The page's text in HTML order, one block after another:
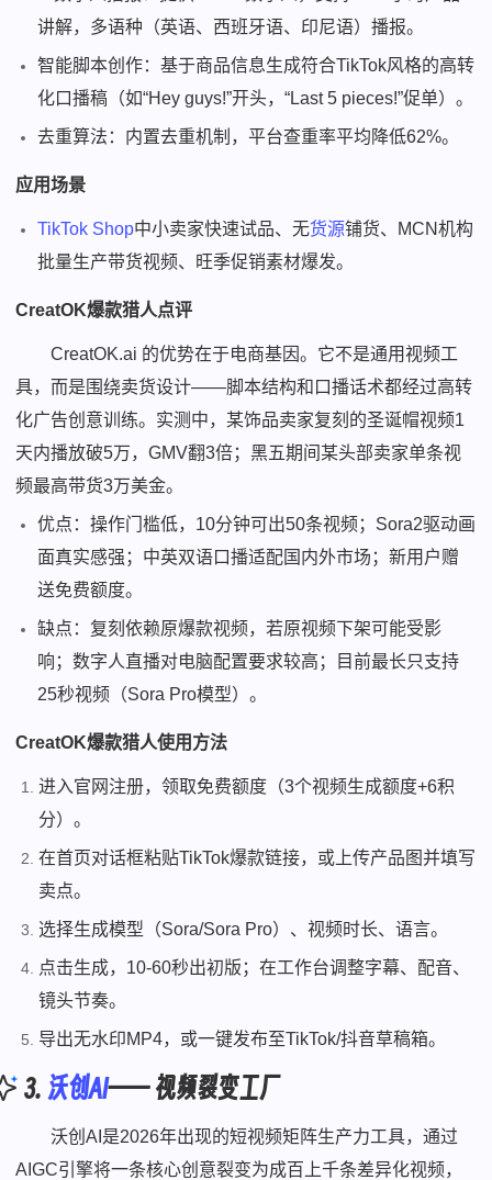
讲解，多语种（英语、西班牙语、印尼语）播报。
智能脚本创作：基于商品信息生成符合TikTok风格的高转
化口播稿（如“Hey guys!”开头，“Last 5 pieces!”促单）。
去重算法：内置去重机制，平台查重率平均降低62%。
应用场景
TikTok Shop中小卖家快速试品、无货源铺货、MCN机构
批量生产带货视频、旺季促销素材爆发。
CreatOK爆款猎人点评
CreatOK.ai 的优势在于电商基因。它不是通用视频工
具，而是围绕卖货设计——脚本结构和口播话术都经过高转
化广告创意训练。实测中，某饰品卖家复刻的圣诞帽视频1
天内播放破5万，GMV翻3倍；黑五期间某头部卖家单条视
频最高带货3万美金。
优点：操作门槛低，10分钟可出50条视频；Sora2驱动画
面真实感强；中英双语口播适配国内外市场；新用户赠
送免费额度。
缺点：复刻依赖原爆款视频，若原视频下架可能受影
响；数字人直播对电脑配置要求较高；目前最长只支持
25秒视频（Sora Pro模型）。
CreatOK爆款猎人使用方法
进入官网注册，领取免费额度（3个视频生成额度+6积
分）。
在首页对话框粘贴TikTok爆款链接，或上传产品图并填写
卖点。
选择生成模型（Sora/Sora Pro）、视频时长、语言。
点击生成，10-60秒出初版；在工作台调整字幕、配音、
镜头节奏。
导出无水印MP4，或一键发布至TikTok/抖音草稿箱。
3. 沃创AI—— 视频裂变工厂
沃创AI是2026年出现的短视频矩阵生产力工具，通过
AIGC引擎将一条核心创意裂变为成百上千条差异化视频，